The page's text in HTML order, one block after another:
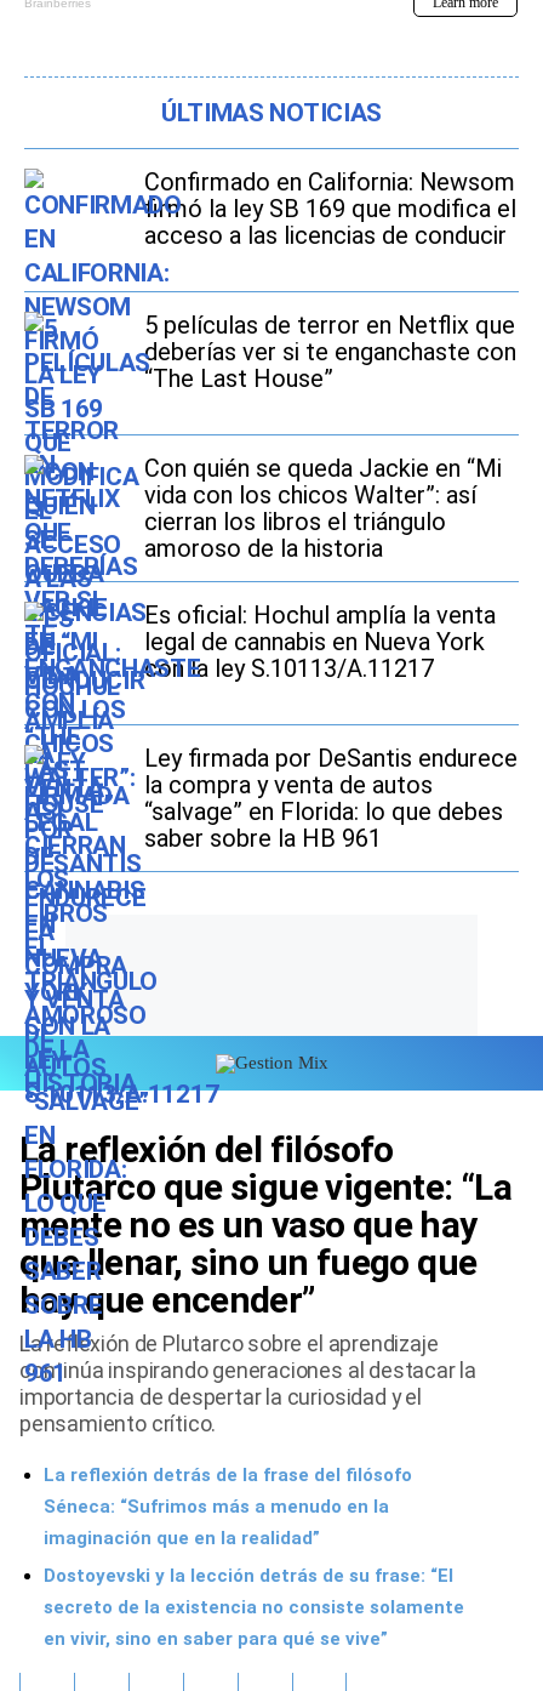
ÚLTIMAS NOTICIAS
Confirmado en California: Newsom
firmó la ley SB 169 que modifica el
acceso a las licencias de conducir
5 películas de terror en Netflix que
deberías ver si te enganchaste con
“The Last House”
Con quién se queda Jackie en “Mi
vida con los chicos Walter”: así
cierran los libros el triángulo
amoroso de la historia
Es oficial: Hochul amplía la venta
legal de cannabis en Nueva York
con la ley S.10113/A.11217
Ley firmada por DeSantis endurece
la compra y venta de autos
“salvage” en Florida: lo que debes
saber sobre la HB 961